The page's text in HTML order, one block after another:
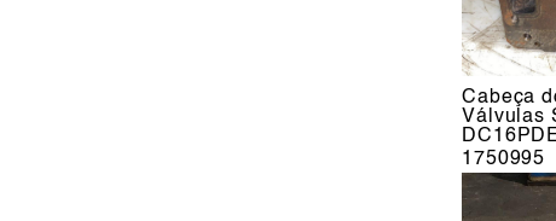
Cabeça
Válvulas
1750995